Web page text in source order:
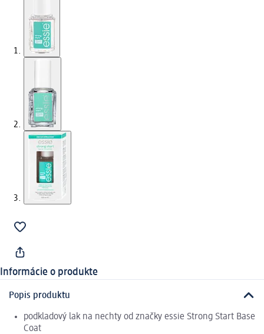
Informácie o produkte
Popis produktu
podkladový lak na nechty od značky essie Strong Start Base
Coat